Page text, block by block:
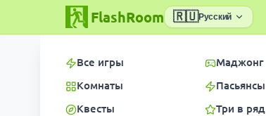
FlashRoom 🇷🇺Русский
Все игры
Комнаты
Квесты
Маджонг
Пасьянсы
Три в ряд